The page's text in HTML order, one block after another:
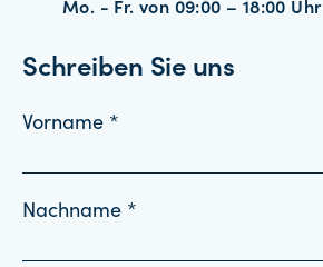
Mo. - Fr. von 09:00 – 18:00 Uhr
Schreiben Sie uns
Vorname *
Nachname *